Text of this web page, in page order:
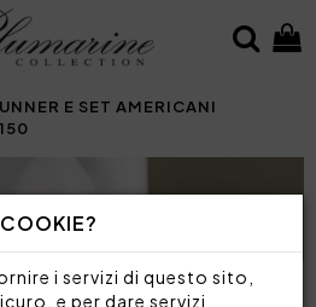
i servizi di questo sito,
e per dare servizi
E SET AMERICANI